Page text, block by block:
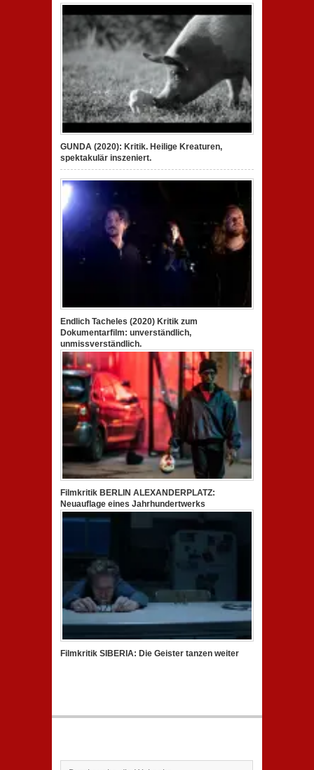
GUNDA (2020): Kritik. Heilige Kreaturen,
spektakulär inszeniert.
Endlich Tacheles (2020) Kritik zum
Dokumentarfilm: unverständlich,
unmissverständlich.
Filmkritik BERLIN ALEXANDERPLATZ:
Neuauflage eines Jahrhundertwerks
Filmkritik SIBERIA: Die Geister tanzen weiter